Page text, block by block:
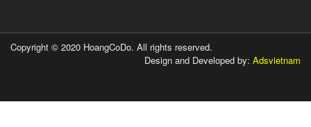
Copyright © 2020 HoangCoDo. All rights reserved.
Design and Developed by: Adsvietnam